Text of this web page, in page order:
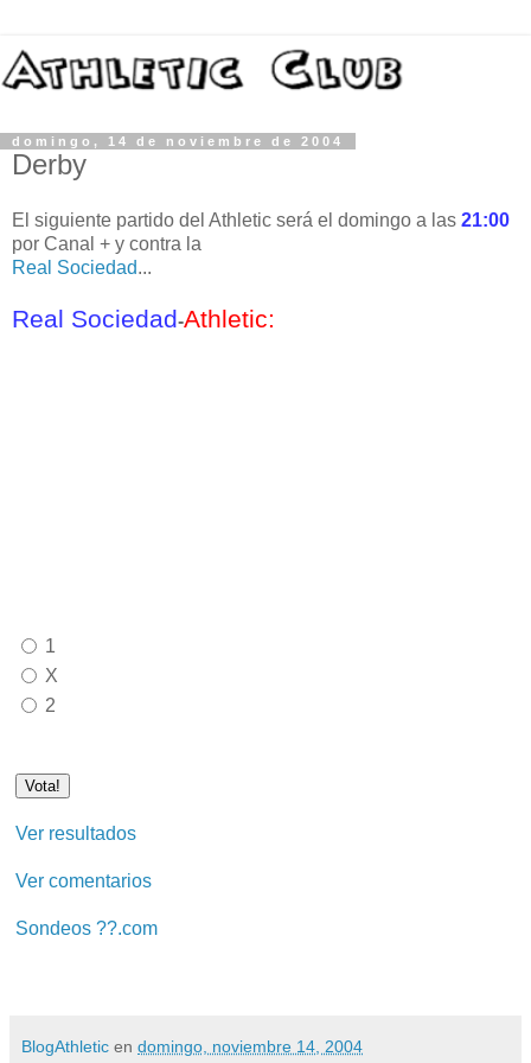
domingo, 14 de noviembre de 2004
Derby
El siguiente partido del Athletic será el domingo a las 21:00
por Canal + y contra la
Real Sociedad...
Real Sociedad-Athletic:
1
X
2
Ver resultados
Ver comentarios
Sondeos ??.com
BlogAthletic en domingo, noviembre 14, 2004